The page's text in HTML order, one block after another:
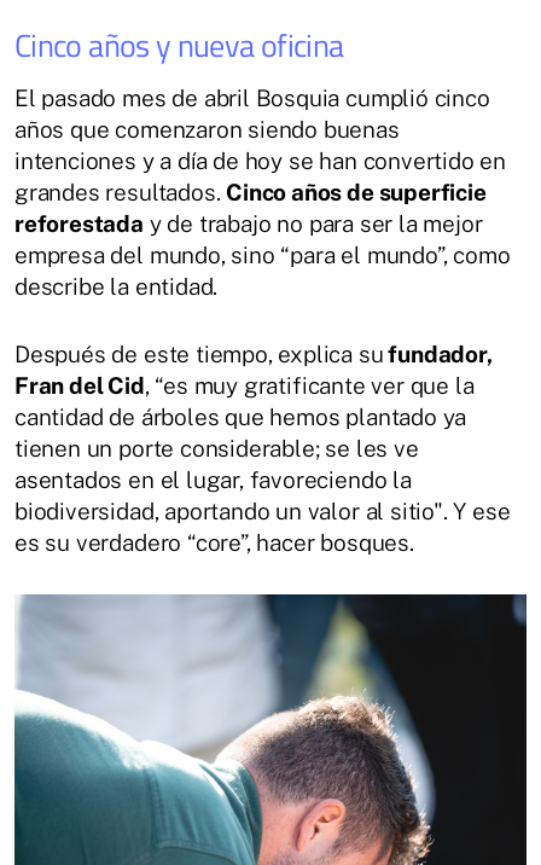
Cinco años y nueva oficina
El pasado mes de abril Bosquia cumplió cinco
años que comenzaron siendo buenas
intenciones y a día de hoy se han convertido en
grandes resultados. Cinco años de superficie
reforestada y de trabajo no para ser la mejor
empresa del mundo, sino “para el mundo”, como
describe la entidad.
Después de este tiempo, explica sufundador,
Fran del Cid, “es muy gratificante ver que la
cantidad de árboles que hemos plantado ya
tienen un porte considerable; se les ve
asentados en el lugar, favoreciendo la
biodiversidad, aportando un valor al sitio". Y ese
es su verdadero “core”, hacer bosques.